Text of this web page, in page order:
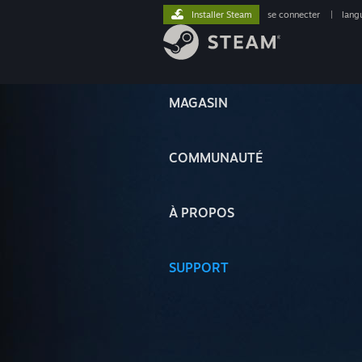
MAGASIN
COMMUNAUTÉ
À PROPOS
SUPPORT
Installer Steam se connecter